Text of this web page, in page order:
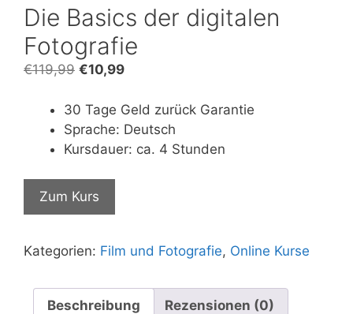
Die Basics der digitalen
Fotografie
€119,99 Ursprünglicher
war:
€119,99
€10,99Aktueller
ist:
€10,99.
30 Tage Geld zurück Garantie
Sprache: Deutsch
Kursdauer: ca. 4 Stunden
Zum Kurs
Kategorien: Film und Fotografie, Online Kurse
Beschreibung Rezensionen (0)